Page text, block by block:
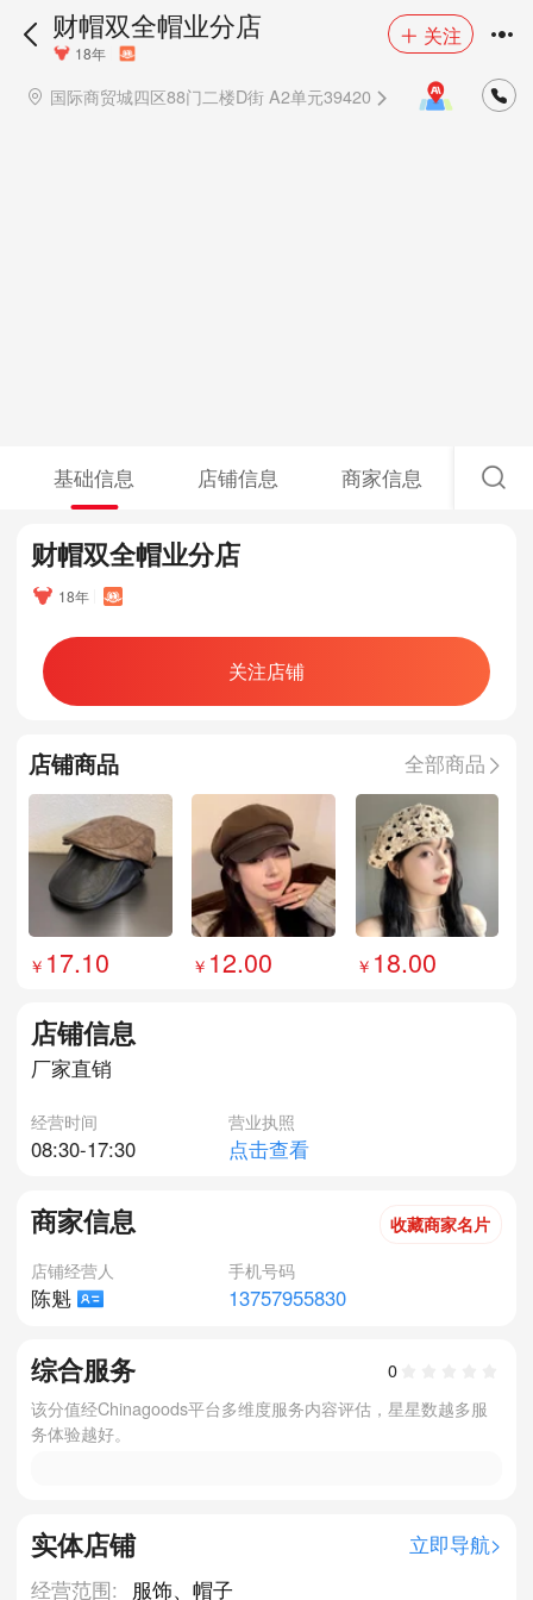
财帽双全帽业分店
18年
关注
国际商贸城四区88门二楼D街 A2单元39420
基础信息 店铺信息 商家信息
财帽双全帽业分店
18年
关注店铺
店铺商品 全部商品
17.10 12.00
18.00
店铺信息
厂家直销
经营时间
08:30-17:30
营业执照
点击查看
商家信息
收藏商家名片
店铺经营人
陈魁
手机号码
13757955830
综合服务
0
该分值经Chinagoods平台多维度服务内容评估，星星数越多服
务体验越好。
实体店铺
立即导航>
经营范围:
服饰、帽子